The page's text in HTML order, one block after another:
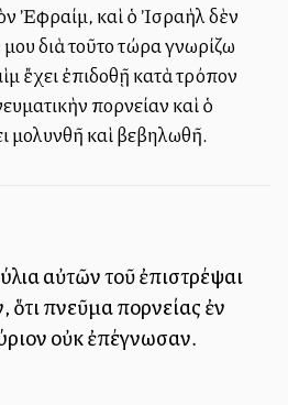
Ἐφραίμ, καὶ ὁ Ἰσραὴλ δὲν
διὰ τοῦτο τώρα γνωρίζω
ἔχει ἐπιδοθῇ κατὰ τρόπον
πορνείαν καὶ ὁ
μολυνθῆ καὶ βεβηλωθῆ.
αὐτῶν τοῦ ἐπιστρέψαι
πνεῦμα πορνείας ἐν
οὐκ ἐπέγνωσαν.